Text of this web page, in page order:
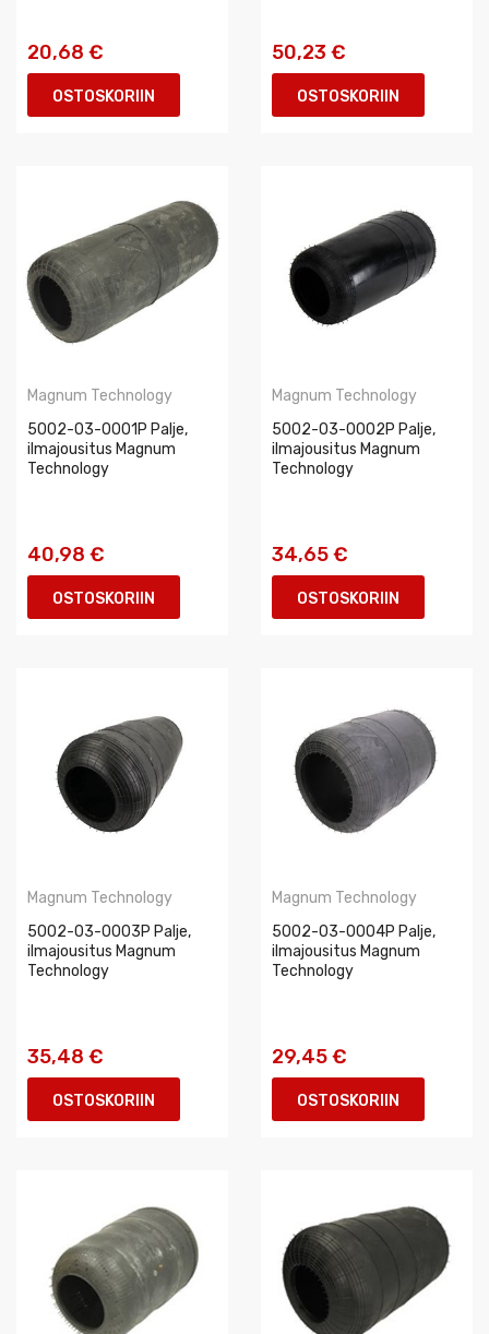
20,68 €
OSTOSKORIIN
50,23 €
OSTOSKORIIN
Magnum Technology
5002-03-0001P Palje,
ilmajousitus Magnum
Technology
40,98 €
OSTOSKORIIN
Magnum Technology
5002-03-0002P Palje,
ilmajousitus Magnum
Technology
34,65 €
OSTOSKORIIN
Magnum Technology
5002-03-0003P Palje,
ilmajousitus Magnum
Technology
35,48 €
OSTOSKORIIN
Magnum Technology
5002-03-0004P Palje,
ilmajousitus Magnum
Technology
29,45 €
OSTOSKORIIN